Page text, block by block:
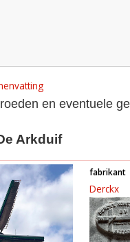
en eventuele
Arkduif
fabrikant
Derckx